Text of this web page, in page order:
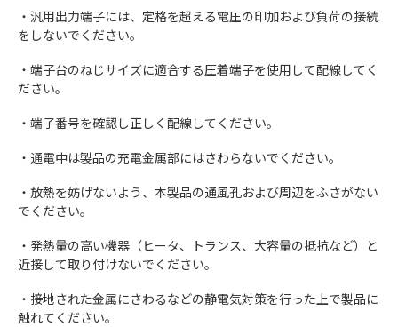
・汎用出力端子には、定格を超える電圧の印加および負荷の接続
をしないでください。
・端子台のねじサイズに適合する圧着端子を使用して配線してく
ださい。
・端子番号を確認し正しく配線してください。
・通電中は製品の充電金属部にはさわらないでください。
・放熱を妨げないよう、本製品の通風孔および周辺をふさがない
でください。
・発熱量の高い機器（ヒータ、トランス、大容量の抵抗など）と
近接して取り付けないでください。
・接地された金属にさわるなどの静電気対策を行った上で製品に
触れてください。